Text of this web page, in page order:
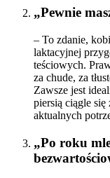
„Pewnie
– To zdanie,
laktacyjnej
teściowych.
za chude, za
Zawsze jest
piersią ciągle się
aktualnych
„Po roku